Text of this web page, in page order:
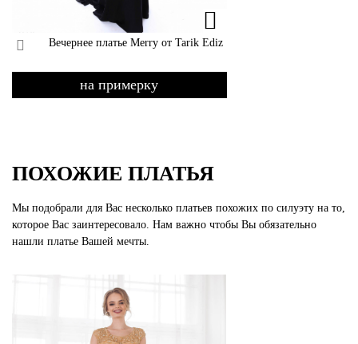
Вечернее платье Merry от Tarik Ediz
на примерку
ПОХОЖИЕ ПЛАТЬЯ
Мы подобрали для Вас несколько платьев похожих по силуэту на то,
которое Вас заинтересовало. Нам важно чтобы Вы обязательно
нашли платье Вашей мечты.